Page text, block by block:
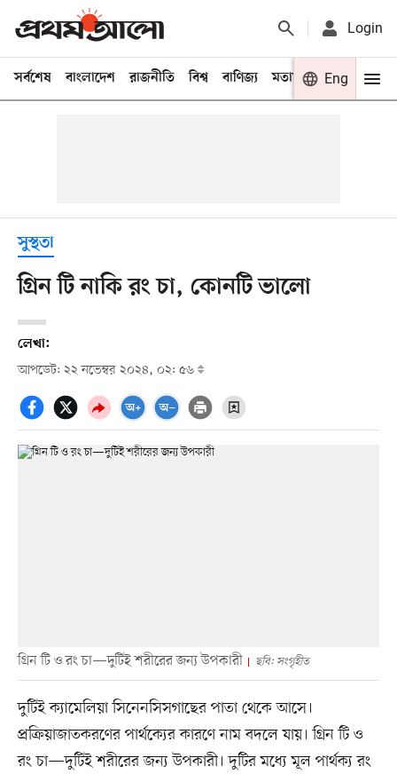
Login
সর্বশেষ বাংলাদেশ রাজনীতি বিশ্ব বাণিজ্য মতামত খেলা
Eng
সুস্থতা
গ্রিন টি নাকি রং চা, কোনটি ভালো
লেখা:
আপডেট: ২২ নভেম্বর ২০২৪, ০২: ৫৬
গ্রিন টি ও রং চা—দুটিই শরীরের জন্য উপকারী ছবি: সংগৃহীত
দুটিই ক্যামেলিয়া সিনেনসিসগাছের পাতা থেকে আসে।
প্রক্রিয়াজাতকরণের পার্থক্যের কারণে নাম বদলে যায়। গ্রিন টি ও
রং চা—দুটিই শরীরের জন্য উপকারী। দুটির মধ্যে মূল পার্থক্য রং